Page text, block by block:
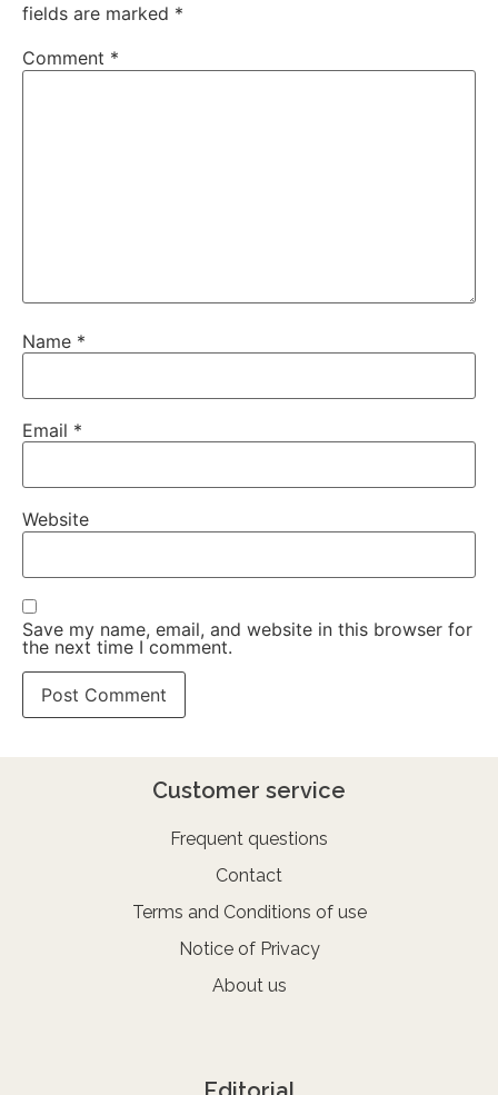
fields are marked *
Comment *
Name *
Email *
Website
Save my name, email, and website in this browser for
the next time I comment.
Customer service
Frequent questions
Contact
Terms and Conditions of use
Notice of Privacy
About us